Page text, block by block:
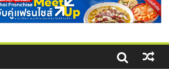
าเงินทุน เพิ่มสภาพคล่องให้ธุรกิจ
ไงให้ผ่านฉลุย